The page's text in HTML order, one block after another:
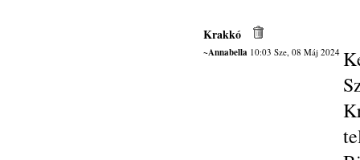
Krakkó
~Annabella10:03 Sze, 08 Máj 2024